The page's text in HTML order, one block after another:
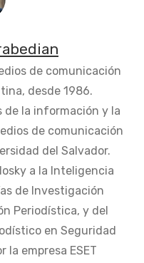
de comunicación
desde 1986.
de la información y la
de comunicación
del Salvador.
a la Inteligencia
de Investigación
Periodística, y del
en Seguridad
empresa ESET